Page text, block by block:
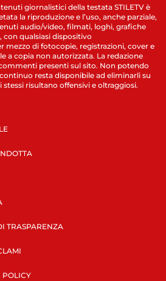
giornalistici della testata STILETV è
la riproduzione e l’uso, anche parziale,
audio/video, filmati, loghi, grafiche
con qualsiasi dispositivo
mezzo di fotocopie, registrazioni, cover e
a copia non autorizzata. La redazione
presenti sul sito. Non potendo
resta disponibile ad eliminarli su
stessi risultano offensivi e oltraggiosi.
TRASPARENZA
POLICY